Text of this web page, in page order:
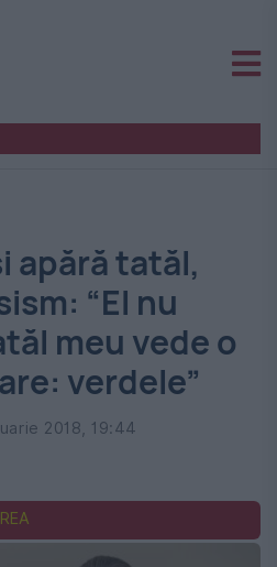
apără tatăl,
“El nu
meu vede o
verdele”
2018, 19:44